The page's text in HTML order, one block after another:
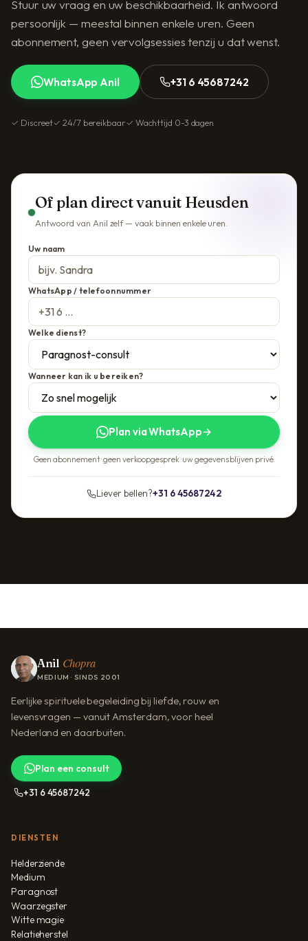
Stuur uw vraag en uw beschikbaarheid. Ik antwoord
persoonlijk — meestal binnen enkele uren. Geen
abonnement, geen vervolgsessies tenzij u dat wenst.
WhatsApp Anil +31 6 45687242
✓ Discreet✓ 24/7 bereikbaar✓ Wachttijd 0-3 dagen
Of plan direct vanuit Heusden
Antwoord van Anil zelf — vaak binnen enkele uren.
Uw naam
WhatsApp / telefoonnummer
Welke dienst?
Wanneer kan ik u bereiken?
Plan via WhatsApp→
Geen abonnement · geen verkoopgesprek · uw gegevens blijven privé.
Liever bellen?+31 6 45687242
Anil Chopra
MEDIUM · SINDS 2001
Eerlijke spirituele begeleiding bij liefde, rouw en
levensvragen — vanuit Amsterdam, voor heel
Nederland en daarbuiten.
Plan een consult
+31 6 45687242
DIENSTEN
Helderziende
Medium
Paragnost
Waarzegster
Witte magie
Relatieherstel